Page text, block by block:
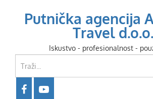
Putnička agencija
Travel d.o.o.
Iskustvo - profesionalnost -